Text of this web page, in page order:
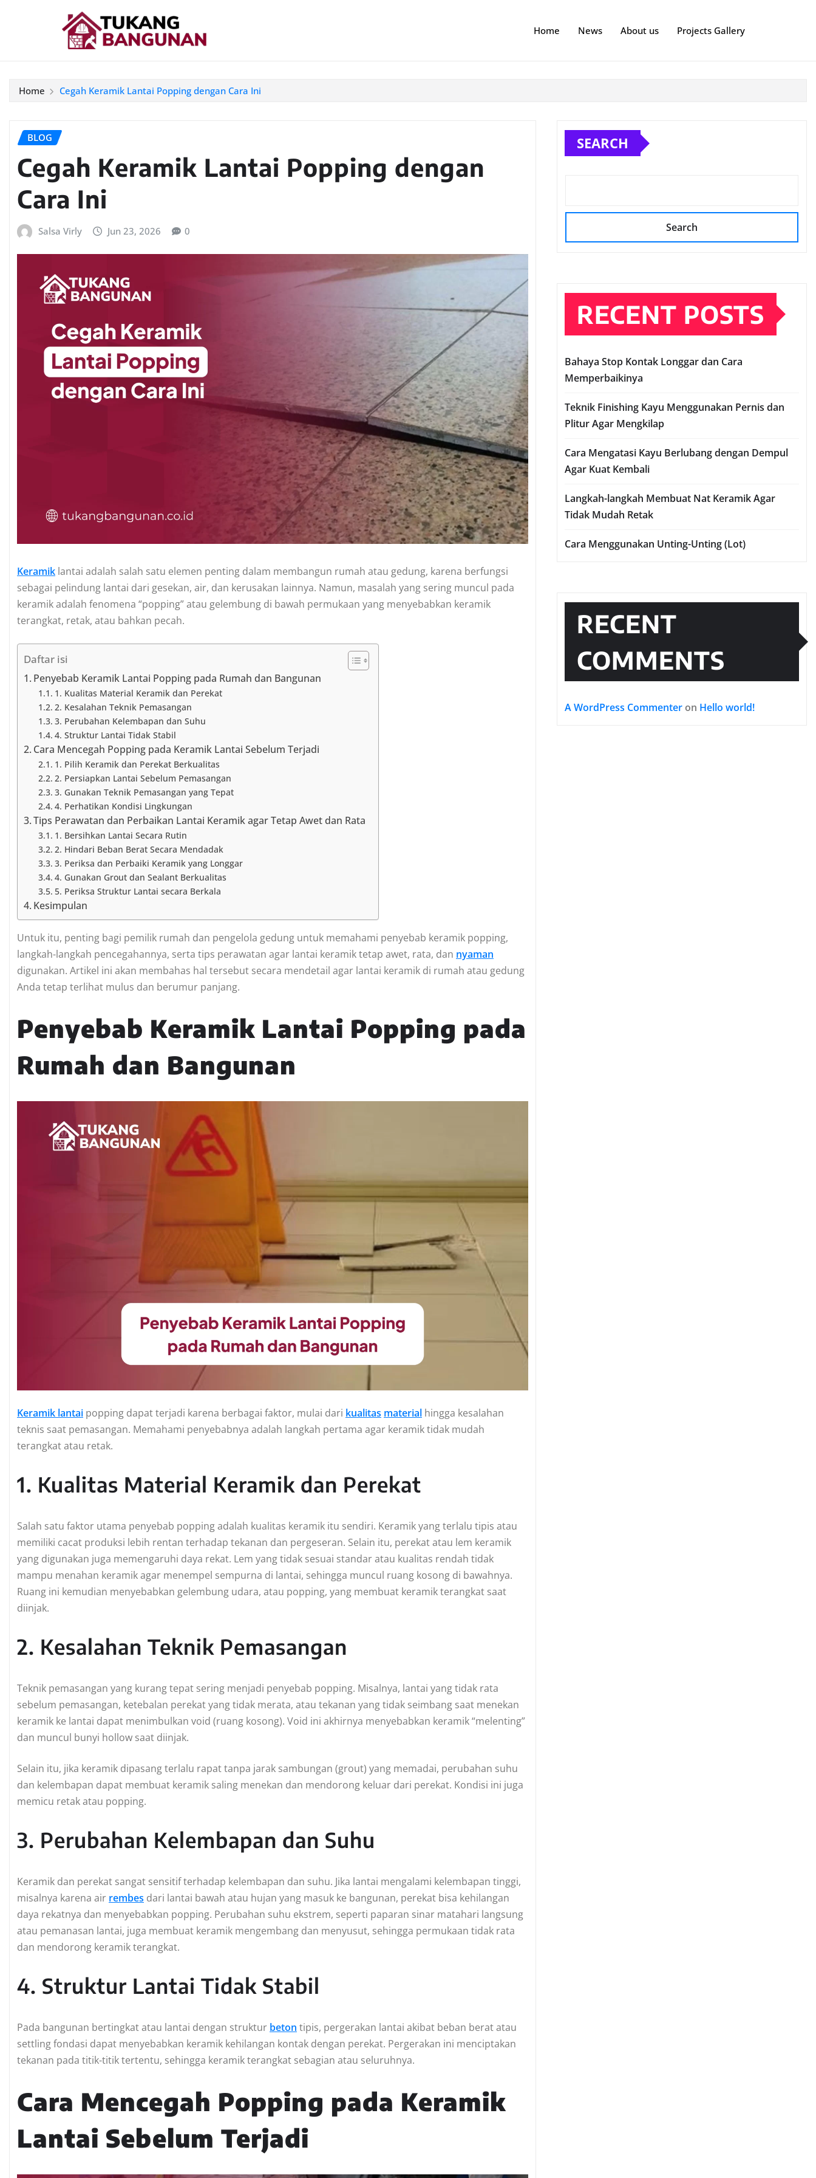
Home News About us Projects Gallery
Home Cegah Keramik Lantai Popping dengan Cara Ini
BLOG
Cegah Keramik Lantai Popping dengan
Cara Ini
Salsa Virly Jun 23, 2026 0
Keramik lantai adalah salah satu elemen penting dalam membangun rumah atau gedung, karena berfungsi
sebagai pelindung lantai dari gesekan, air, dan kerusakan lainnya. Namun, masalah yang sering muncul pada
keramik adalah fenomena “popping” atau gelembung di bawah permukaan yang menyebabkan keramik
terangkat, retak, atau bahkan pecah.
Daftar isi
Penyebab Keramik Lantai Popping pada Rumah dan Bangunan
1. Kualitas Material Keramik dan Perekat
2. Kesalahan Teknik Pemasangan
3. Perubahan Kelembapan dan Suhu
4. Struktur Lantai Tidak Stabil
Cara Mencegah Popping pada Keramik Lantai Sebelum Terjadi
1. Pilih Keramik dan Perekat Berkualitas
2. Persiapkan Lantai Sebelum Pemasangan
3. Gunakan Teknik Pemasangan yang Tepat
4. Perhatikan Kondisi Lingkungan
Tips Perawatan dan Perbaikan Lantai Keramik agar Tetap Awet dan Rata
1. Bersihkan Lantai Secara Rutin
2. Hindari Beban Berat Secara Mendadak
3. Periksa dan Perbaiki Keramik yang Longgar
4. Gunakan Grout dan Sealant Berkualitas
5. Periksa Struktur Lantai secara Berkala
Kesimpulan
Untuk itu, penting bagi pemilik rumah dan pengelola gedung untuk memahami penyebab keramik popping,
langkah-langkah pencegahannya, serta tips perawatan agar lantai keramik tetap awet, rata, dan nyaman
digunakan. Artikel ini akan membahas hal tersebut secara mendetail agar lantai keramik di rumah atau gedung
Anda tetap terlihat mulus dan berumur panjang.
Penyebab Keramik Lantai Popping pada
Rumah dan Bangunan
Keramik lantai popping dapat terjadi karena berbagai faktor, mulai dari kualitas material hingga kesalahan
teknis saat pemasangan. Memahami penyebabnya adalah langkah pertama agar keramik tidak mudah
terangkat atau retak.
1. Kualitas Material Keramik dan Perekat
Salah satu faktor utama penyebab popping adalah kualitas keramik itu sendiri. Keramik yang terlalu tipis atau
memiliki cacat produksi lebih rentan terhadap tekanan dan pergeseran. Selain itu, perekat atau lem keramik
yang digunakan juga memengaruhi daya rekat. Lem yang tidak sesuai standar atau kualitas rendah tidak
mampu menahan keramik agar menempel sempurna di lantai, sehingga muncul ruang kosong di bawahnya.
Ruang ini kemudian menyebabkan gelembung udara, atau popping, yang membuat keramik terangkat saat
diinjak.
2. Kesalahan Teknik Pemasangan
Teknik pemasangan yang kurang tepat sering menjadi penyebab popping. Misalnya, lantai yang tidak rata
sebelum pemasangan, ketebalan perekat yang tidak merata, atau tekanan yang tidak seimbang saat menekan
keramik ke lantai dapat menimbulkan void (ruang kosong). Void ini akhirnya menyebabkan keramik “melenting”
dan muncul bunyi hollow saat diinjak.
Selain itu, jika keramik dipasang terlalu rapat tanpa jarak sambungan (grout) yang memadai, perubahan suhu
dan kelembapan dapat membuat keramik saling menekan dan mendorong keluar dari perekat. Kondisi ini juga
memicu retak atau popping.
3. Perubahan Kelembapan dan Suhu
Keramik dan perekat sangat sensitif terhadap kelembapan dan suhu. Jika lantai mengalami kelembapan tinggi,
misalnya karena air rembes dari lantai bawah atau hujan yang masuk ke bangunan, perekat bisa kehilangan
daya rekatnya dan menyebabkan popping. Perubahan suhu ekstrem, seperti paparan sinar matahari langsung
atau pemanasan lantai, juga membuat keramik mengembang dan menyusut, sehingga permukaan tidak rata
dan mendorong keramik terangkat.
4. Struktur Lantai Tidak Stabil
Pada bangunan bertingkat atau lantai dengan struktur beton tipis, pergerakan lantai akibat beban berat atau
settling fondasi dapat menyebabkan keramik kehilangan kontak dengan perekat. Pergerakan ini menciptakan
tekanan pada titik-titik tertentu, sehingga keramik terangkat sebagian atau seluruhnya.
Cara Mencegah Popping pada Keramik
Lantai Sebelum Terjadi
SEARCH
Search
RECENT POSTS
Bahaya Stop Kontak Longgar dan Cara
Memperbaikinya
Teknik Finishing Kayu Menggunakan Pernis dan
Plitur Agar Mengkilap
Cara Mengatasi Kayu Berlubang dengan Dempul
Agar Kuat Kembali
Langkah-langkah Membuat Nat Keramik Agar
Tidak Mudah Retak
Cara Menggunakan Unting-Unting (Lot)
RECENT
COMMENTS
A WordPress Commenter on Hello world!